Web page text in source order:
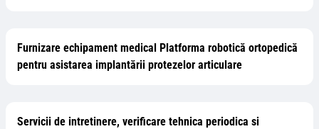
Furnizare echipament medical Platforma robotică ortopedică
pentru asistarea implantării protezelor articulare
Servicii de intretinere, verificare tehnica periodica si